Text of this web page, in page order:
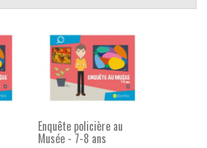
Enquête policière au
Musée - 7-8 ans